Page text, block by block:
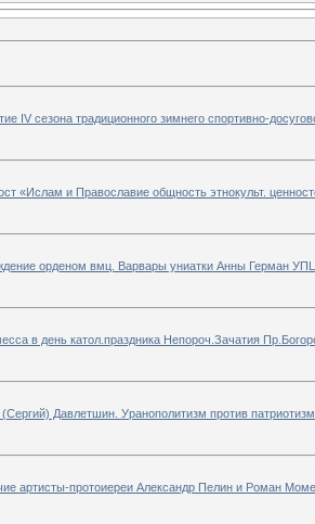
IV сезона традиционного зимнего спортивно-
«Ислам и Православие общность этнокульт.
орденом вмц. Варвары униатки Анны Герман
в день катол.праздника Непороч.Зачатия
Давлетшин. Уранополитизм против
артисты-протоиереи Александр Пелин и Роман